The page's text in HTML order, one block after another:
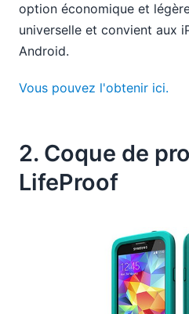
option économique et
universelle et convient aux
Android.
Vous pouvez l'obtenir ici.
2. Coque de
LifeProof